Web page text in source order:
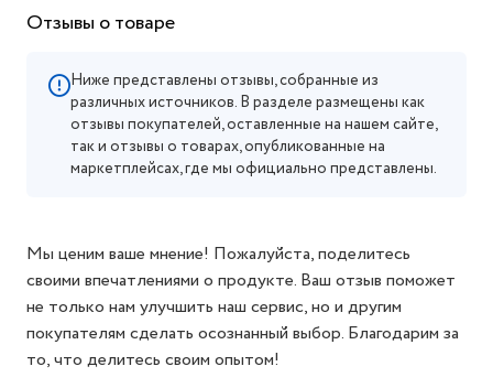
Отзывы о товаре
Ниже представлены отзывы, собранные из
различных источников. В разделе размещены как
отзывы покупателей, оставленные на нашем сайте,
так и отзывы о товарах, опубликованные на
маркетплейсах, где мы официально представлены.
Мы ценим ваше мнение! Пожалуйста, поделитесь
своими впечатлениями о продукте. Ваш отзыв поможет
не только нам улучшить наш сервис, но и другим
покупателям сделать осознанный выбор. Благодарим за
то, что делитесь своим опытом!